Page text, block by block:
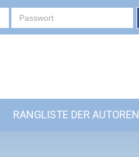
RANGLISTE DER AUTOREN